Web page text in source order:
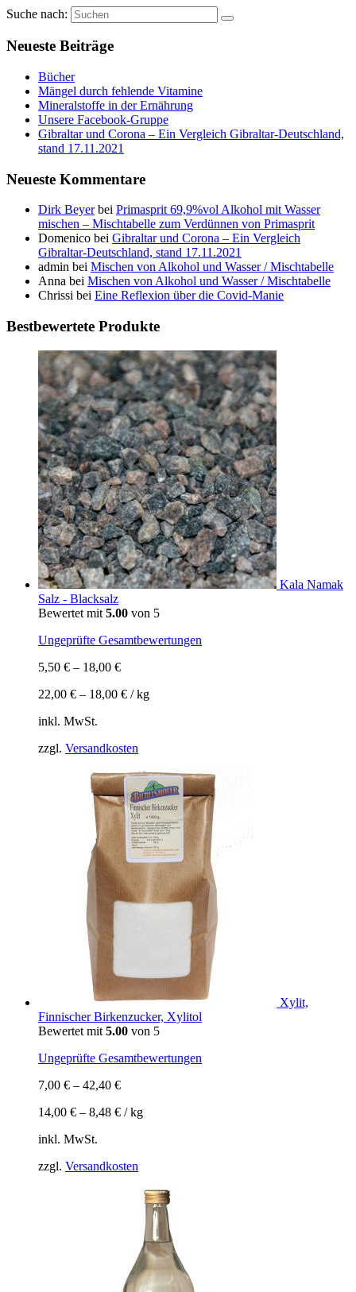
Suche nach:
Neueste Beiträge
Bücher
Mängel durch fehlende Vitamine
Mineralstoffe in der Ernährung
Unsere Facebook-Gruppe
Gibraltar und Corona – Ein Vergleich Gibraltar-Deutschland,
stand 17.11.2021
Neueste Kommentare
Dirk Beyerbei Primasprit 69,9%vol Alkohol mit Wasser
mischen – Mischtabelle zum Verdünnen von Primasprit
Domenico bei Gibraltar und Corona – Ein Vergleich
Gibraltar-Deutschland, stand 17.11.2021
admin bei Mischen von Alkohol und Wasser / Mischtabelle
Anna bei Mischen von Alkohol und Wasser / Mischtabelle
Chrissi bei Eine Reflexion über die Covid-Manie
Bestbewertete Produkte
Kala Namak
Salz - Blacksalz
Bewertet mit 5.00 von 5
Ungeprüfte Gesamtbewertungen
5,50 € – 18,00 €
22,00 € – 18,00 € /kg
inkl. MwSt.
zzgl. Versandkosten
Xylit,
Finnischer Birkenzucker, Xylitol
Bewertet mit 5.00 von 5
Ungeprüfte Gesamtbewertungen
7,00 € – 42,40 €
14,00 € – 8,48 € /kg
inkl. MwSt.
zzgl. Versandkosten